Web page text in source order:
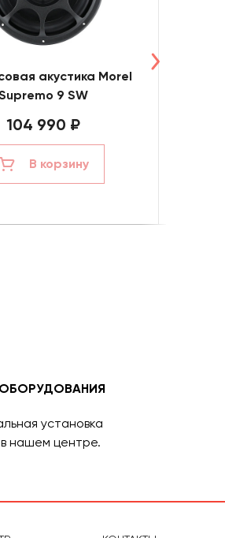
акустика Morel
9 SW
104 990 ₽
В корзину
установка
нашем центре.